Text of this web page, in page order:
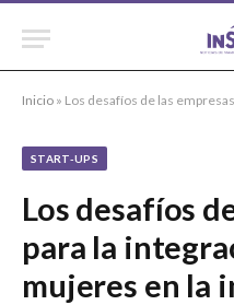
Inicio » Los desafíos de las empresas
START-UPS
Los desafíos
para la
mujeres en la